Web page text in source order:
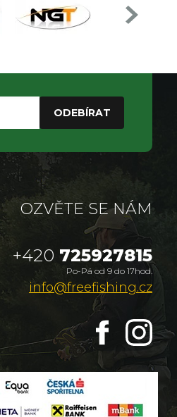
ODEBÍRAT
OZVĚTE SE NÁM
+420 725927815
Po-Pá od 9 do 17hod.
info@freefishing.cz